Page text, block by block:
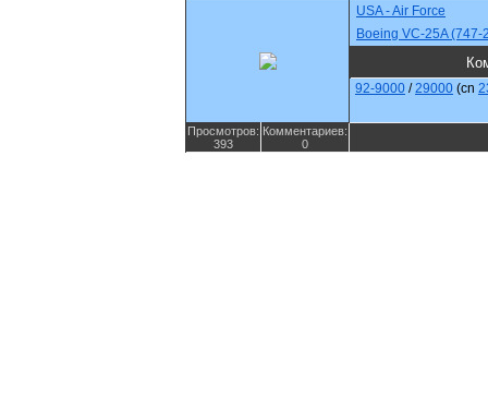
USA - Air Force
Boeing VC-25A (747-
92-9000 /29000 (cn
Просмотров:
393
Комментариев:
0